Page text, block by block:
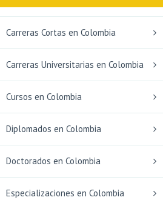
Carreras Cortas en Colombia
Carreras Universitarias en Colombia
Cursos en Colombia
Diplomados en Colombia
Doctorados en Colombia
Especializaciones en Colombia